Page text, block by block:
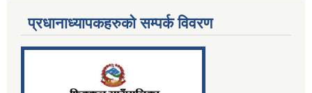
प्रधानाध्यापकहरुको सम्पर्क विवरण